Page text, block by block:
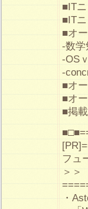
■IT
■IT
■オ
-数学
-OSｖ
-
■オ
■オ
■掲
フュ
＞
・